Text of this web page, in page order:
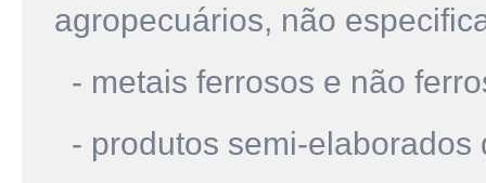
agropecuários, não
- metais ferrosos e não
- produtos semi-